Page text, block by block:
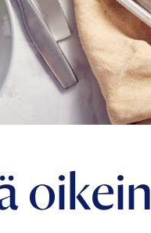
oikein